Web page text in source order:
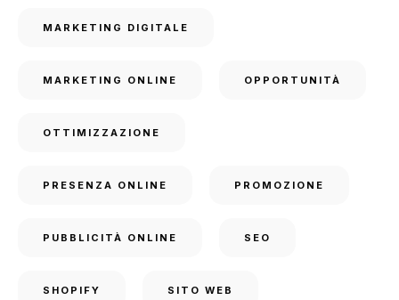
MARKETING DIGITALE
MARKETING ONLINE OPPORTUNITÀ
OTTIMIZZAZIONE
PRESENZA ONLINE PROMOZIONE
PUBBLICITÀ ONLINE SEO
SHOPIFY SITO WEB